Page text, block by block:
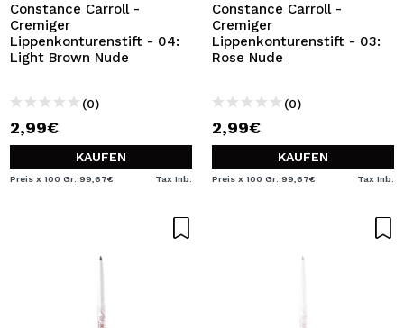
Durch die Erstellung eines Kontos bei Maquillalia.de
können Sie Ihre Einkäufe schnell tätigen, den Status Ihrer
Bestellungen überprüfen und Ihre bisherigen Vorgänge
einsehen.
BENUTZERKONTO ERSTELLEN
Constance Carroll -
Cremiger
Lippenkonturenstift - 04:
Light Brown Nude
(0)
2,99€
KAUFEN
Preis x 100 Gr: 99,67€ Tax Inb.
Constance Carroll -
Cremiger
Lippenkonturenstift - 03:
Rose Nude
(0)
2,99€
KAUFEN
Preis x 100 Gr: 99,67€ Tax Inb.